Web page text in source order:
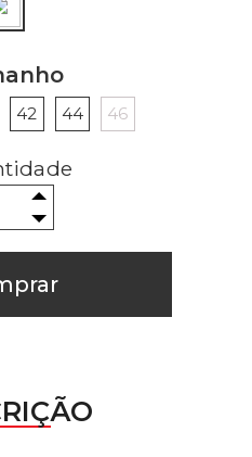
42 44 46